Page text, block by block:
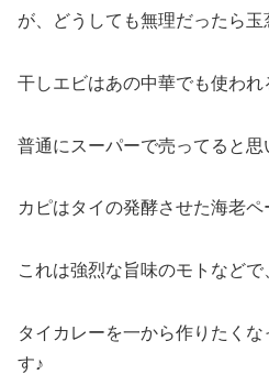
が、どうしても無理だったら玉
干しエビはあの中華でも使われ
普通にスーパーで売ってると思
カピはタイの発酵させた海老ペ
これは強烈な旨味のモトなどで
タイカレーを一から作りたく
す♪